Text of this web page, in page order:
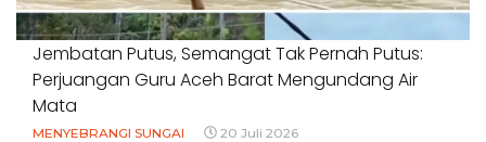
Jembatan Putus, Semangat Tak Pernah Putus:
Perjuangan Guru Aceh Barat Mengundang Air
Mata
MENYEBRANGI SUNGAI 20 Juli 2026